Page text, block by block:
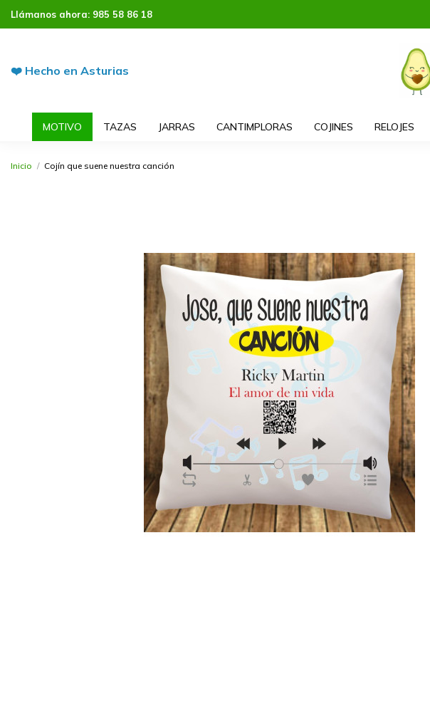
Llámanos ahora: 985 58 86 18
❤️ Hecho en Asturias
MOTIVO TAZAS JARRAS CANTIMPLORAS COJINES RELOJES
Inicio Cojín que suene nuestra canción